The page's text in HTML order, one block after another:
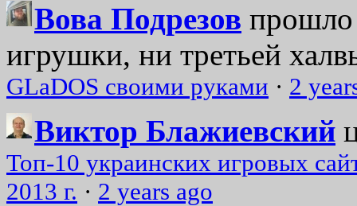
Вова Подрезов прошло
игрушки, ни третьей
GLaDOS своими руками · 2
Виктор Блажиевский
Топ-10 украинских игровых
2013 г. · 2 years ago